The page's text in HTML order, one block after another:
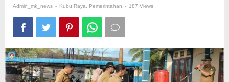
Disiplin
dan
Optimalisasi
Pelayanan
Admin_mk_news - Kubu Raya Pemerintahan - 187 Views